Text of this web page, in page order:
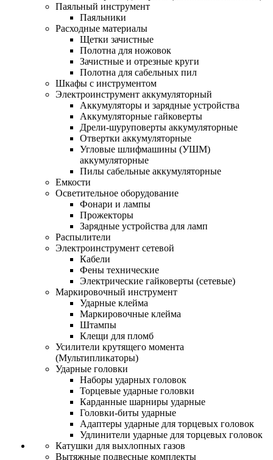
Паяльный инструмент
Паяльники
Расходные материалы
Щетки зачистные
Полотна для ножовок
Зачистные и отрезные круги
Полотна для сабельных пил
Шкафы с инструментом
Электроинструмент аккумуляторный
Аккумуляторы и зарядные устройства
Аккумуляторные гайковерты
Дрели-шуруповерты аккумуляторные
Отвертки аккумуляторные
Угловые шлифмашины (УШМ)
аккумуляторные
Пилы сабельные аккумуляторные
Емкости
Осветительное оборудование
Фонари и лампы
Прожекторы
Зарядные устройства для ламп
Распылители
Электроинструмент сетевой
Кабели
Фены технические
Электрические гайковерты (сетевые)
Маркировочный инструмент
Ударные клейма
Маркировочные клейма
Штампы
Клещи для пломб
Усилители крутящего момента
(Мультипликаторы)
Ударные головки
Наборы ударных головок
Торцевые ударные головки
Карданные шарниры ударные
Головки-биты ударные
Адаптеры ударные для торцевых головок
Удлинители ударные для торцевых головок
Катушки для выхлопных газов
Вытяжные подвесные комплекты